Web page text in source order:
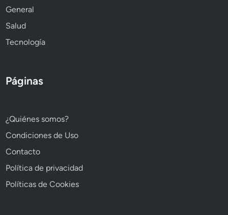
General
Salud
Tecnología
Páginas
¿Quiénes somos?
Condiciones de Uso
Contacto
Política de privacidad
Políticas de Cookies